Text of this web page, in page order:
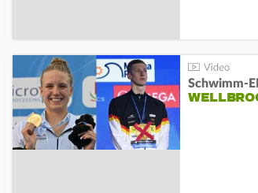
Schwimm-